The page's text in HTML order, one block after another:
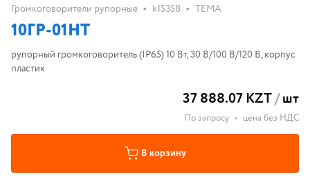
Громкоговорители рупорные • k15358 • ТЕМА
10ГР-01HT
рупорный громкоговоритель (IP65) 10 Вт, 30 В/100 В/120 В, корпус
пластик
37 888.07 KZT/шт
По запросу • цена без НДС
В корзину